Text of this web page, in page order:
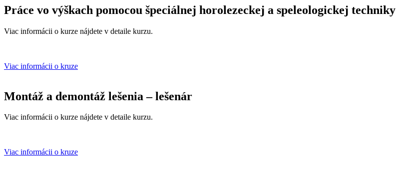
Práce vo výškach pomocou špeciálnej horolezeckej a speleologickej techniky
Viac informácii o kurze nájdete v detaile kurzu.
Viac informácii o kruze
Montáž a demontáž lešenia – lešenár
Viac informácii o kurze nájdete v detaile kurzu.
Viac informácii o kruze